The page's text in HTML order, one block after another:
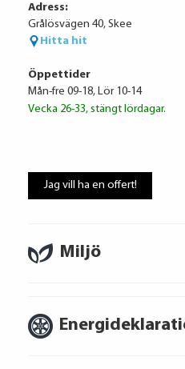
Miljö
Ränta
Uppläggningsavgift
Administrationskostnad
Om du inte kan
lån. För stöd,
Adress:
Grålösvägen 40, Skee
Hitta hit
Öppettider
Mån-fre 09-18, Lör 10-14
Vecka 26-33, stängt lördagar.
Jag vill ha en offert!